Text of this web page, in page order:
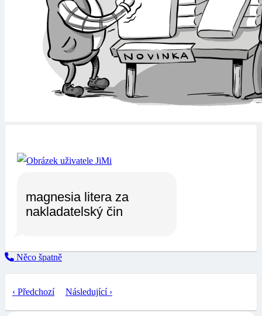
magnesia litera za
nakladatelský čin
Něco špatně
‹ Předchozí Následující ›